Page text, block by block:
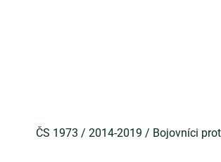
ČS 1973 / 2014-2019 / Bojovníci